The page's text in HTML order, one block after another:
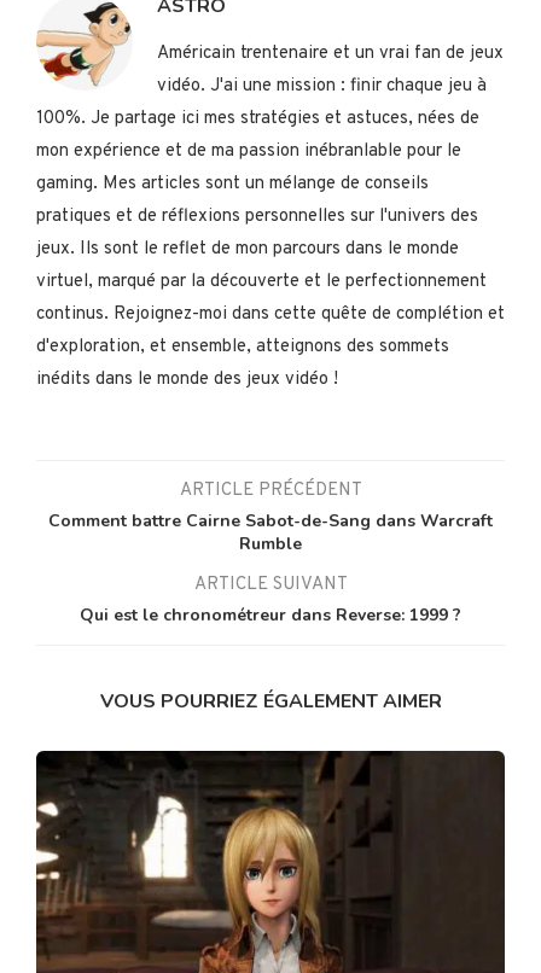
ASTRO
Américain trentenaire et un vrai fan de jeux
vidéo. J'ai une mission : finir chaque jeu à
100%. Je partage ici mes stratégies et astuces, nées de
mon expérience et de ma passion inébranlable pour le
gaming. Mes articles sont un mélange de conseils
pratiques et de réflexions personnelles sur l'univers des
jeux. Ils sont le reflet de mon parcours dans le monde
virtuel, marqué par la découverte et le perfectionnement
continus. Rejoignez-moi dans cette quête de complétion et
d'exploration, et ensemble, atteignons des sommets
inédits dans le monde des jeux vidéo !
ARTICLE PRÉCÉDENT
Comment battre Cairne Sabot-de-Sang dans Warcraft
Rumble
ARTICLE SUIVANT
Qui est le chronométreur dans Reverse: 1999 ?
VOUS POURRIEZ ÉGALEMENT AIMER